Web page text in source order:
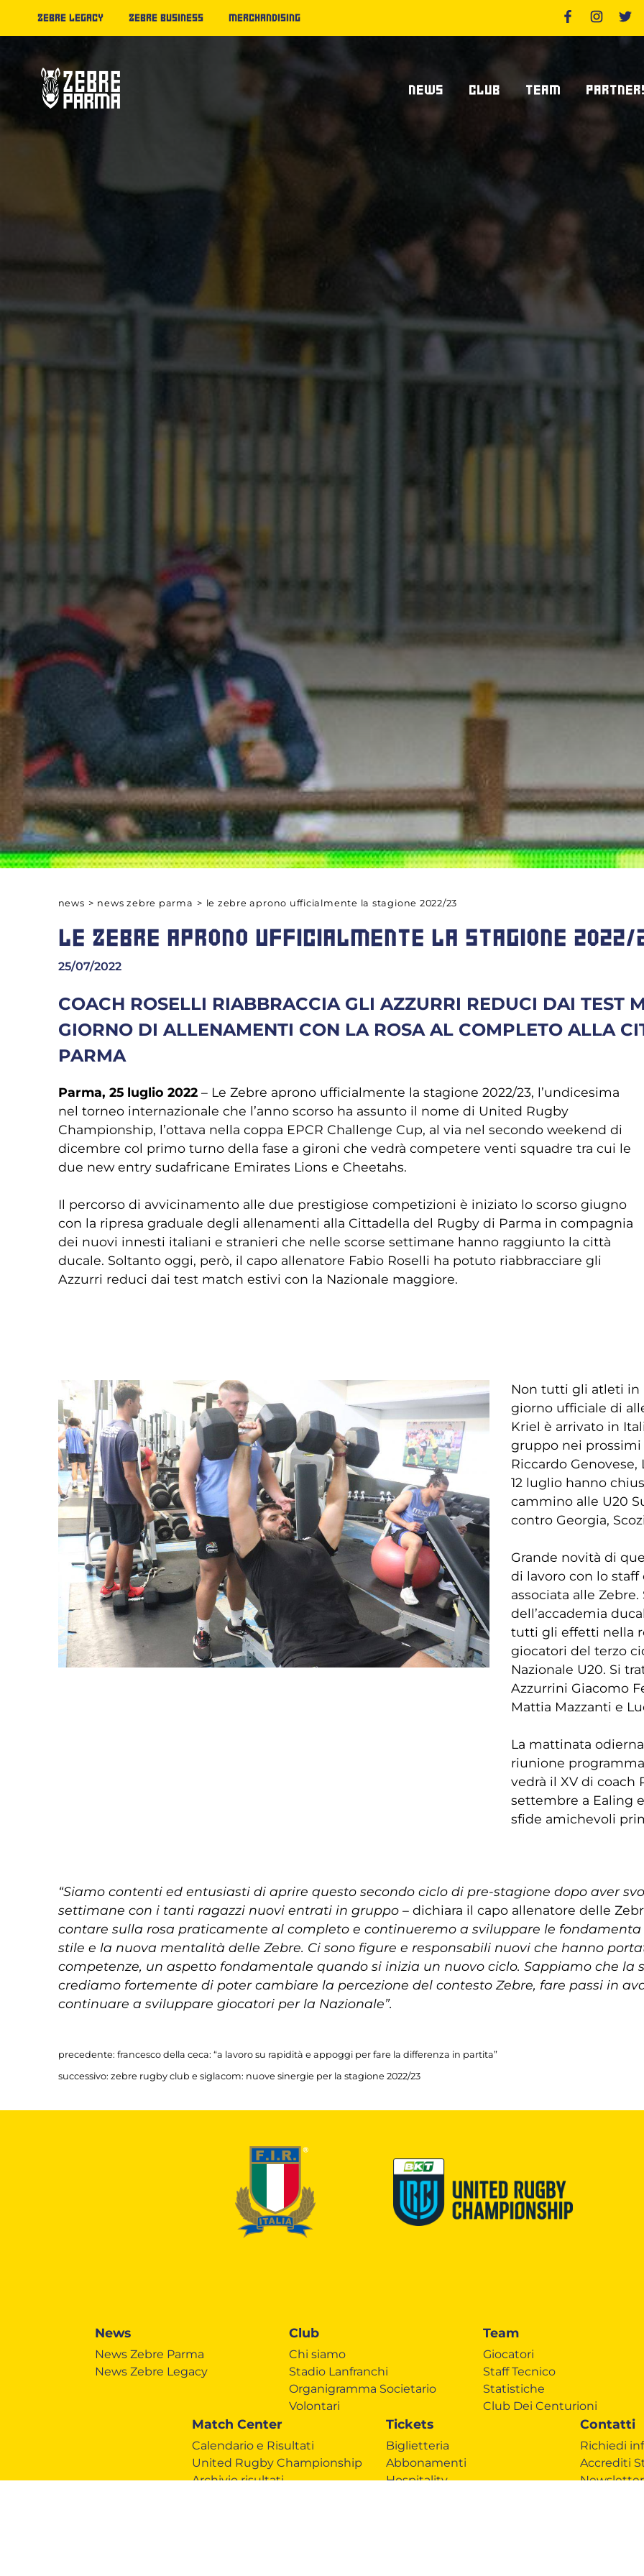
ZEBRE LEGACY ZEBRE BUSINESS MERCHANDISING
NEWS
News Zebre Legacy
CLUB
Stadio Lanfranchi
TEAM
Staff Tecnico
Supplier
Diventa
news > news zebre parma > le zebre aprono ufficialmente la stagione 2022/23
LE ZEBRE APRONO UFFICIALMENTE LA STAGIONE
25/07/2022
COACH ROSELLI RIABBRACCIA GLI AZZURRI REDUCI DAI TEST
GIORNO DI ALLENAMENTI CON LA ROSA AL COMPLETO ALLA
PARMA
Parma, 25 luglio 2022– Le Zebre aprono ufficialmente la stagione 2022/23, l’undicesima
nel torneo internazionale che l’anno scorso ha assunto il nome di United Rugby
Championship, l’ottava nella coppa EPCR Challenge Cup, al via nel secondo weekend di
dicembre col primo turno della fase a gironi che vedrà competere venti squadre tra cui le
due new entry sudafricane Emirates Lions e Cheetahs.
Il percorso di avvicinamento alle due prestigiose competizioni è iniziato lo scorso giugno
con la ripresa graduale degli allenamenti alla Cittadella del Rugby di Parma in compagnia
dei nuovi innesti italiani e stranieri che nelle scorse settimane hanno raggiunto la città
ducale. Soltanto oggi, però, il capo allenatore Fabio Roselli ha potuto riabbracciare gli
Azzurri reduci dai test match estivi con la Nazionale maggiore.
Non tutti gli atleti in
giorno ufficiale di
Kriel è arrivato in
gruppo nei
Riccardo
12 luglio hanno
cammino alle U20
contro Georgia,
Grande novità di
di lavoro con lo staff
associata alle
dell’accademia
tutti gli effetti nella
giocatori del terzo
Nazionale U20. Si
Azzurrini Giacomo
Mattia Mazzanti e
La mattinata
riunione
vedrà il XV di coach
settembre a Ealing
sfide amichevoli
“Siamo contenti ed entusiasti di aprire questo secondo ciclo di pre-stagione dopo aver
settimane con i tanti ragazzi nuovi entrati in gruppo – dichiara il capo allenatore delle
contare sulla rosa praticamente al completo e continueremo a sviluppare le
stile e la nuova mentalità delle Zebre. Ci sono figure e responsabili nuovi che hanno
competenze, un aspetto fondamentale quando si inizia un nuovo ciclo. Sappiamo che
crediamo fortemente di poter cambiare la percezione del contesto Zebre, fare passi in
continuare a sviluppare giocatori per la Nazionale”.
precedente: francesco della ceca: “a lavoro su rapidità e appoggi per fare la differenza in partita”
successivo: zebre rugby club e siglacom: nuove sinergie per la stagione 2022/23
News
News Zebre Parma
News Zebre Legacy
Club
Chi siamo
Stadio Lanfranchi
Organigramma Societario
Volontari
Team
Giocatori
Staff Tecnico
Statistiche
Club Dei Centurioni
Match Center
Calendario e Risultati
United Rugby Championship
Archivio risultati
Tickets
Biglietteria
Abbonamenti
Hospitality
Contatti
Richiedi
Accrediti
Newsletter